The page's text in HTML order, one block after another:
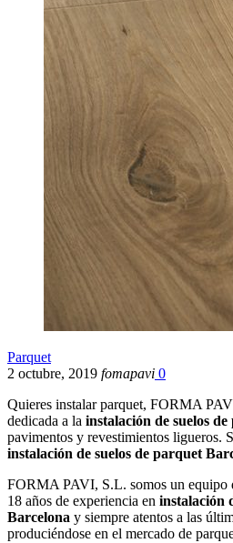
Parquet
2 octubre, 2019 fomapavi 0
Quieres instalar parquet, FORMA
dedicada a la instalación de suelos
pavimentos y revestimientos ligueros.
instalación de suelos de parquet
FORMA PAVI, S.L. somos un equipo
18 años de experiencia en instalación
Barcelona y siempre atentos a las
produciéndose en el mercado de